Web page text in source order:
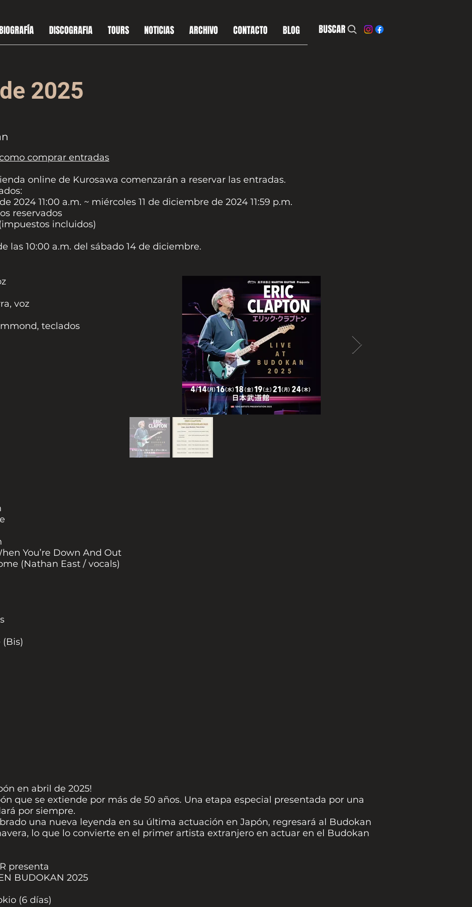
DISCOGRAFIA TOURS NOTICIAS ARCHIVO CONTACTO BLOG BUSCAR
2025
comprar entradas
online de Kurosawa comenzarán a reservar las entradas.
2024 11:00 a.m. ~ miércoles 11 de diciembre de 2024 11:59 p.m.
reservados
incluidos)
las 10:00 a.m. del sábado 14 de diciembre.
voz
teclados
You’re Down And Out
(Nathan East / vocals)
(Bis)
en abril de 2025!
que se extiende por más de 50 años. Una etapa especial presentada por una
por siempre.
una nueva leyenda en su última actuación en Japón, regresará al Budokan
lo que lo convierte en el primer artista extranjero en actuar en el Budokan
presenta
BUDOKAN 2025
(6 días)